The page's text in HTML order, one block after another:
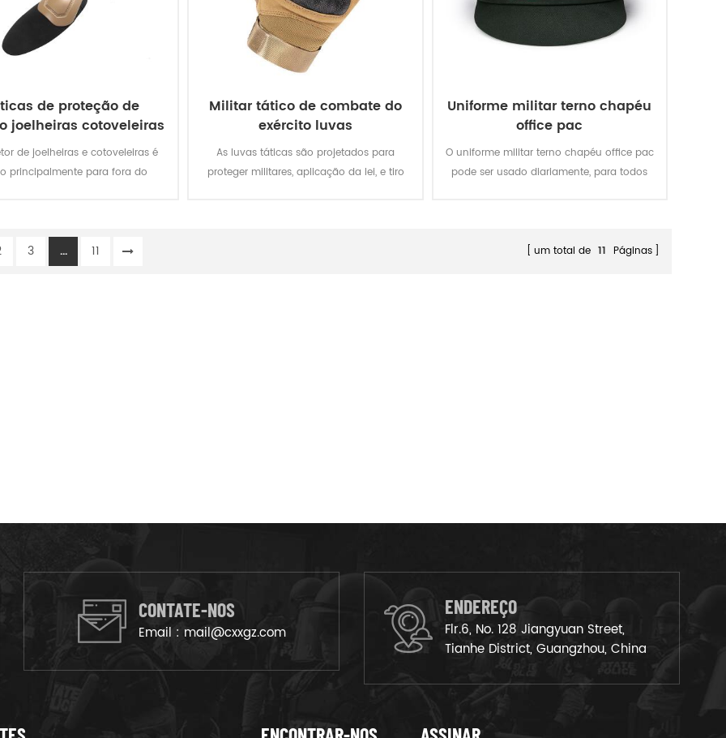
de proteção de
joelheiras cotoveleiras
de joelheiras e cotoveleiras é
principalmente para fora do
Militar tático de combate do
exército luvas
As luvas táticas são projetados para
proteger militares, aplicação da lei, e tiro
Uniforme militar terno chapéu
office pac
O uniforme militar terno chapéu office pac
pode ser usado diariamente, para todos
3 ... 11 um total de 11 Páginas
CONTATE-NOS
Email : mail@cxxgz.com
ENDEREÇO
Flr.6, No. 128 Jiangyuan Street,
Tianhe District, Guangzhou, China